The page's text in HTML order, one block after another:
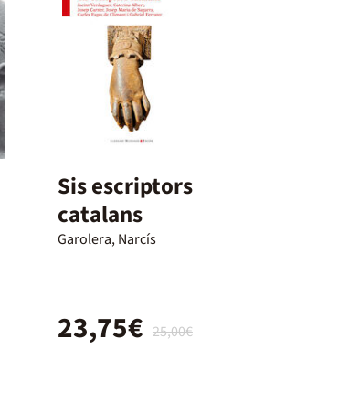
Sis escriptors
catalans
Garolera, Narcís
25,00€
23,75€